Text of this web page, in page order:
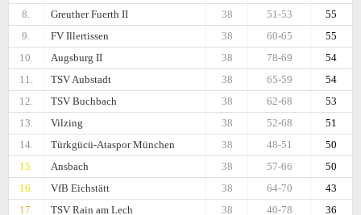
8.
Greuther Fuerth II 55
51-53
38
9.
FV Illertissen 55
60-65
38
10.
Augsburg II 54
78-69
38
11.
TSV Aubstadt 54
65-59
38
12.
TSV Buchbach 53
62-68
38
13.
Vilzing 51
52-68
38
14.
Türkgücü-Ataspor München 50
48-51
38
15.
Ansbach 50
57-66
38
16.
VfB Eichstätt 43
64-70
38
17.
TSV Rain am Lech 36
40-78
38